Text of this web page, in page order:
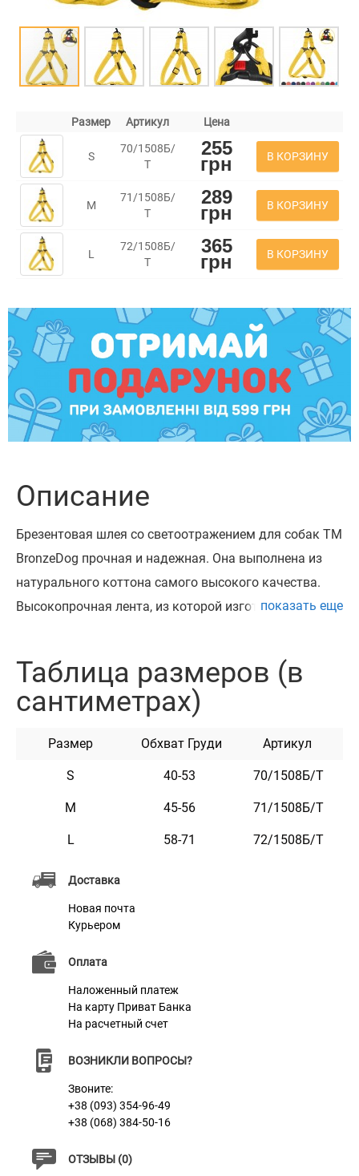
Размер Артикул Цена
S
70/1508Б/
Т
255
грн В КОРЗИНУ
M
71/1508Б/
Т
289
грн В КОРЗИНУ
L
72/1508Б/
Т
365
грн В КОРЗИНУ
Доставка
Новая почта
Курьером
Оплата
Наложенный платеж
На карту Приват Банка
На расчетный счет
ВОЗНИКЛИ ВОПРОСЫ?
Звоните:
+38 (093) 354-96-49
+38 (068) 384-50-16
ОТЗЫВЫ (0)
Описание
Брезентовая шлея со светоотражением для собак ТМ
BronzeDog прочная и надежная. Она выполнена из
натурального коттона самого высокого качества.
Высокопрочная лента, из которой изготовлена шлея,
нити и укомплектована высококачественной
пластиковой пряжкой. Обхват
гибкая. Она практична и неприхотлива в уходе.
Характеристики
Цвет
Фурнитура
показать еще
Таблица размеров (в
сантиметрах)
Размер Обхват Груди Артикул
S 40-53 70/1508Б/Т
M 45-56 71/1508Б/Т
L 58-71 72/1508Б/Т